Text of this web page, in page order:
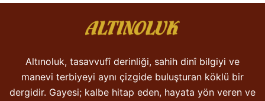
Altınoluk, tasavvufî derinliği, sahih dinî bilgiyi ve
manevi terbiyeyi aynı çizgide buluşturan köklü bir
dergidir. Gayesi; kalbe hitap eden, hayata yön veren ve